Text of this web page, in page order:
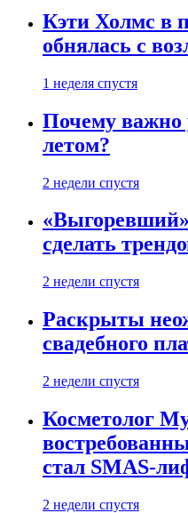
Кэти Холмс в
обнялась с
1 неделя спустя
Почему важно
летом?
2 недели спустя
сделать
2 недели спустя
Раскрыты
свадебного
2 недели спустя
Косметолог
стал SMAS-
2 недели спустя